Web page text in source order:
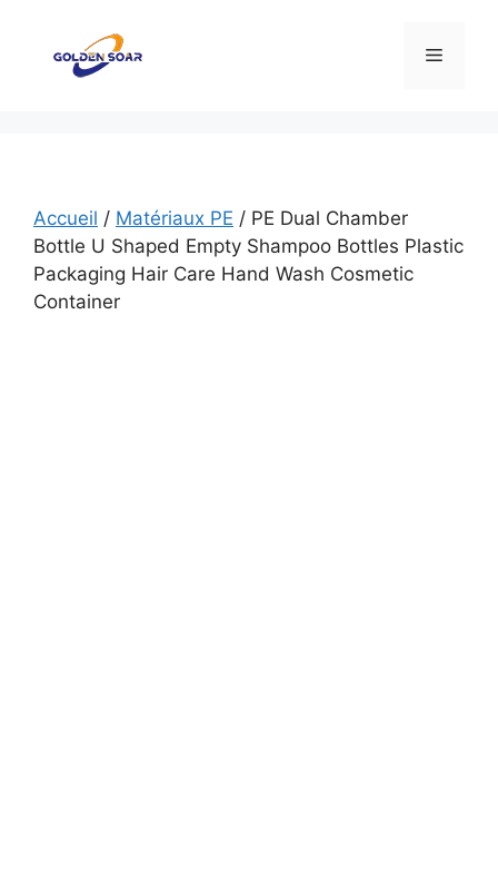
contenu
Menu
Accueil / Matériaux PE / PE Dual Chamber
Bottle U Shaped Empty Shampoo Bottles Plastic
Packaging Hair Care Hand Wash Cosmetic
Container